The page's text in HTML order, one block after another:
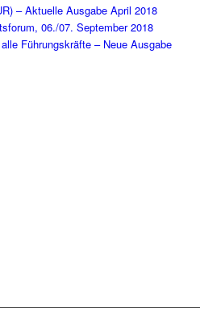
– Aktuelle Ausgabe April 2018
06./07. September 2018
Führungskräfte – Neue Ausgabe